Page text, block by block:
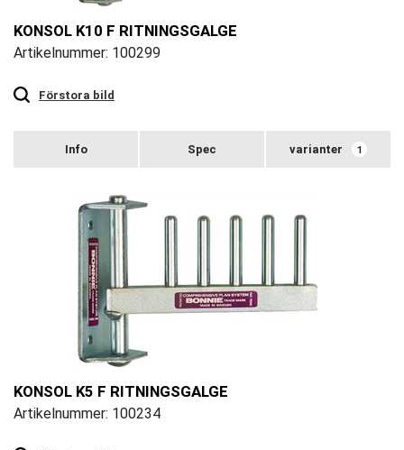
KONSOL K10 F RITNINGSGALGE
Artikelnummer: 100299
Förstora bild
zoom
varianter 1
KONSOL K5 F RITNINGSGALGE
Artikelnummer: 100234